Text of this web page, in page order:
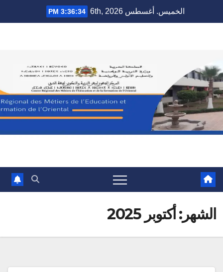
to
الخميس. أغسطس 6th, 2026 3:36:35 PM
الشهر: أكتوبر 2025